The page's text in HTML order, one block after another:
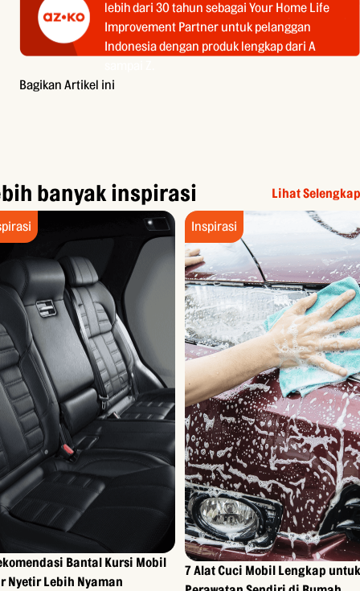
lebih dari 30 tahun sebagai Your Home Life
Improvement Partner untuk pelanggan
Indonesia dengan produk lengkap dari A
Bagikan Artikel ini
banyak inspirasi Lihat
Bantal Kursi Mobil
Nyetir Lebih Nyaman
Inspirasi
7 Alat Cuci Mobil Lengkap untuk